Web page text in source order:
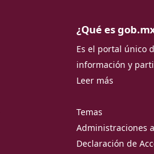
¿Qué es
Es el portal único
información y
Leer más
Temas
Administraciones
Declaración de